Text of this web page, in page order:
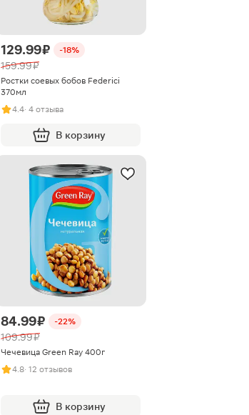
129.99 ₽ -18%
159.99 ₽
Ростки соевых бобов Federici
370мл
4.4· 4 отзыва
В корзину
84.99 ₽ -22%
109.99 ₽
Чечевица Green Ray 400г
4.8· 12 отзывов
В корзину